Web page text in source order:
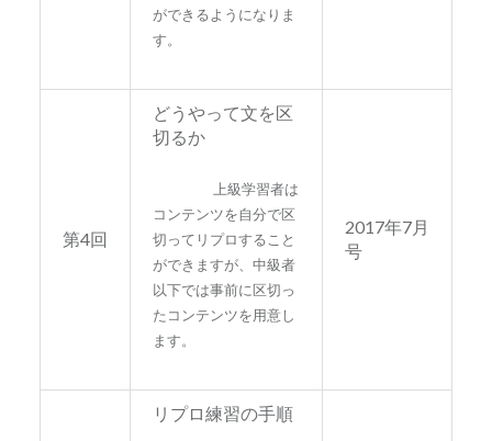
ができるようになりま
す。
第4回
どうやって文を区
切るか
上級学習者は
コンテンツを自分で区
切ってリプロすること
ができますが、中級者
以下では事前に区切っ
たコンテンツを用意し
ます。
2017年7月
号
リプロ練習の手順